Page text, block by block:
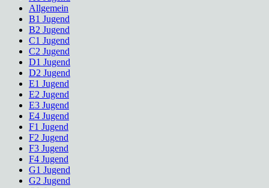
Allgemein
B1 Jugend
B2 Jugend
C1 Jugend
C2 Jugend
D1 Jugend
D2 Jugend
E1 Jugend
E2 Jugend
E3 Jugend
E4 Jugend
F1 Jugend
F2 Jugend
F3 Jugend
F4 Jugend
G1 Jugend
G2 Jugend